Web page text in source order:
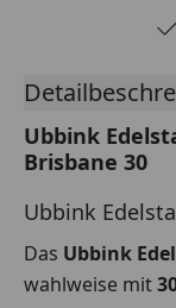
Ubbink
Brisbane 30
Ubbink
Das Ubbink
wahlweise mit